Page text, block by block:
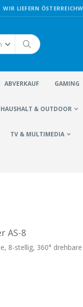
WIR LIEFERN
ABVERKAUF GAMING
HAUSHALT & OUTDOOR
TV & MULTIMEDIA
AS-8
8-stellig, 360°